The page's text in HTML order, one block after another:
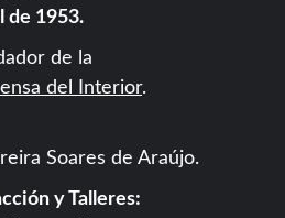
de 1953.
de la
del Interior.
Soares de Araújo.
y Talleres: